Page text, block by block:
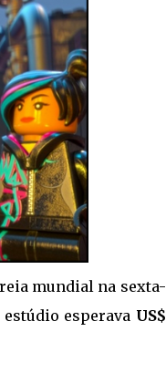
mundial na sexta-
estúdio esperava US$